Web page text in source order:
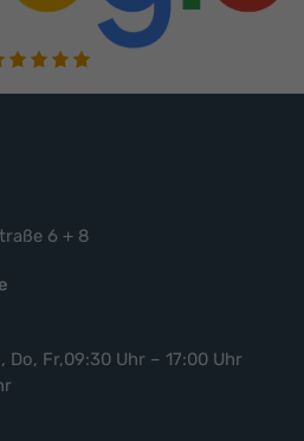
6 + 8
Do, Fr,09:30 Uhr – 17:00 Uhr